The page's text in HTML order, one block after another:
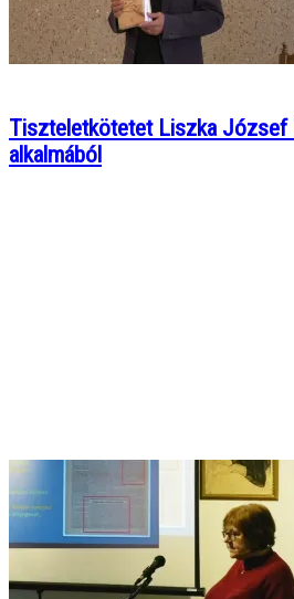
Tiszteletkötetet Liszka József
alkalmából